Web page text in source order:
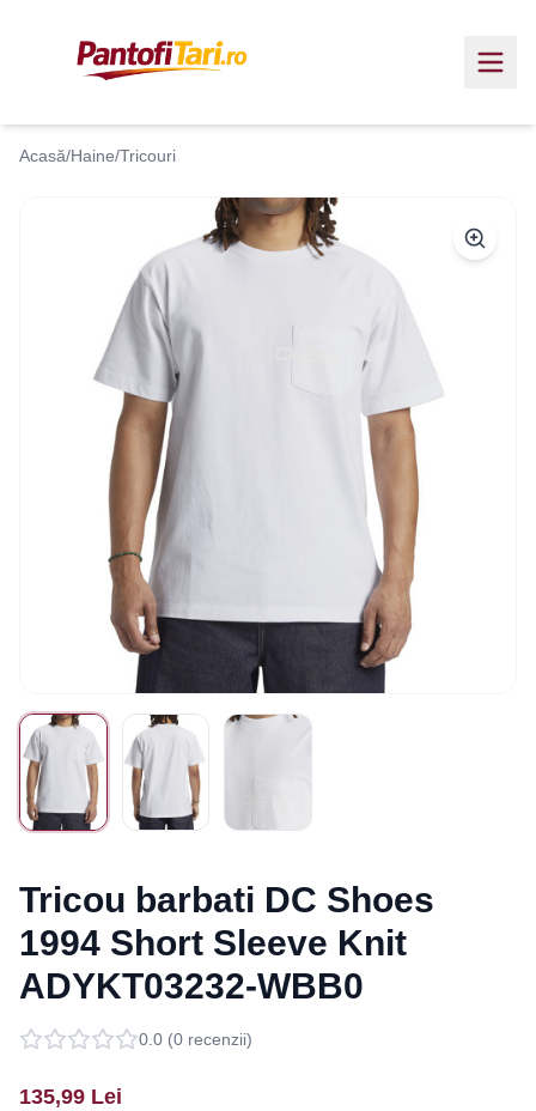
Acasă/Haine/Tricouri
Tricou barbati DC Shoes
1994 Short Sleeve Knit
ADYKT03232-WBB0
0.0 (0 recenzii)
135,99 Lei